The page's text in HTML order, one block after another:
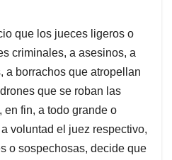
que los jueces ligeros o
criminales, a asesinos, a
a borrachos que atropellan
que se roban las
fin, a todo grande o
voluntad el juez respectivo,
o sospechosas, decide que